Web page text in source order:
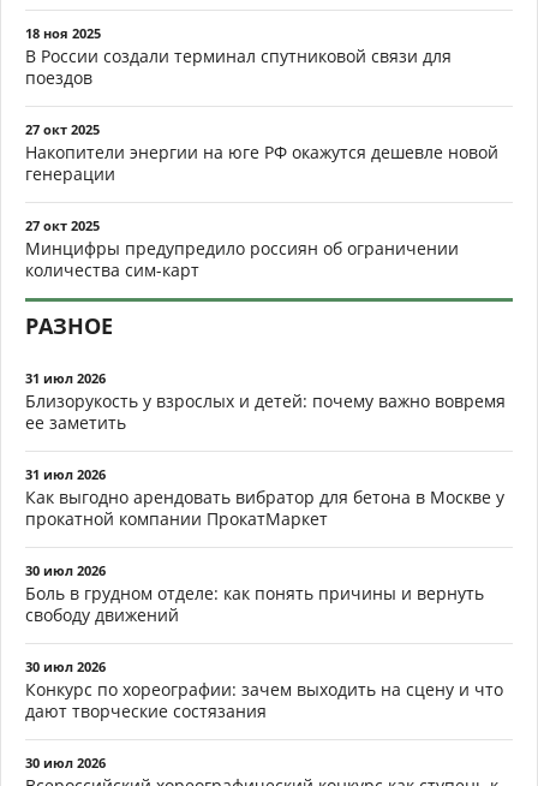
18 ноя 2025
В России создали терминал спутниковой связи для
поездов
27 окт 2025
Накопители энергии на юге РФ окажутся дешевле новой
генерации
27 окт 2025
Минцифры предупредило россиян об ограничении
количества сим-карт
РАЗНОЕ
31 июл 2026
Близорукость у взрослых и детей: почему важно вовремя
ее заметить
31 июл 2026
Как выгодно арендовать вибратор для бетона в Москве у
прокатной компании ПрокатМаркет
30 июл 2026
Боль в грудном отделе: как понять причины и вернуть
свободу движений
30 июл 2026
Конкурс по хореографии: зачем выходить на сцену и что
дают творческие состязания
30 июл 2026